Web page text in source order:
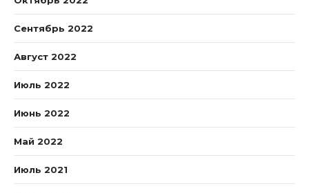
Сентябрь 2022
Август 2022
Июль 2022
Июнь 2022
Май 2022
Июль 2021